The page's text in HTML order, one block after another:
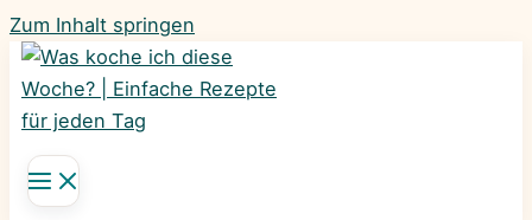
Zum Inhalt springen